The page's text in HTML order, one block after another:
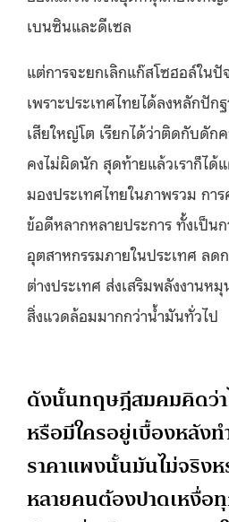
เบนซินและดีเซล
แต่การจะยกเลิกแก๊สโซฮอล์ใน
เพราะประเทศไทยได้ลงหลักปัก
เสียใหญ่โต เรียกได้ว่าติดกับดักค
คงไม่ผิดนัก สุดท้ายแล้วเราก็ได้
มองประเทศไทยในภาพรวม กา
ข้อดีหลากหลายประการ ทั้งเป็น
อุตสาหกรรมภายในประเทศ ลด
ต่างประเทศ ส่งเสริมพลังงานห
สิ่งแวดล้อมมากกว่าน้ำมันทั่วไป
ดังนั้นทฤษฎีสมคมคิดว่
หรือมีใครอยู่เบื้องหลังท
ราคาแพงนั้นมันไม่จริง
หลายคนต้องปาดเหงื่อ